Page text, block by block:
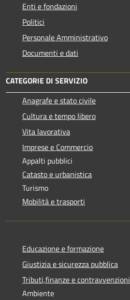
Enti e fondazioni
Politici
Personale Amministrativo
Documenti e dati
CATEGORIE DI SERVIZIO
Anagrafe e stato civile
Cultura e tempo libero
Vita lavorativa
Imprese e Commercio
Appalti pubblici
Catasto e urbanistica
Turismo
Mobilità e trasporti
Educazione e formazione
Giustizia e sicurezza pubblica
Tributi,finanze e contravvenzioni
Ambiente